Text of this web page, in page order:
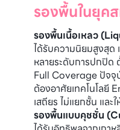
รองพื้นในยุค
รองพื้นเนื้อเหลว
ได้รับความนิยมสูงสุด
หลายระดับการปกปิ
Full Coverage ปัจจุ
ต้องอาศัยเทคโนโลยี
เสถียร ไม่แยกชั้น และ
รองพื้นแบบคุชชั่น